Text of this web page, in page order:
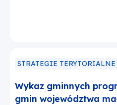
STRATEGIE TERYTORIALNE
Wykaz gminnych
gmin województwa